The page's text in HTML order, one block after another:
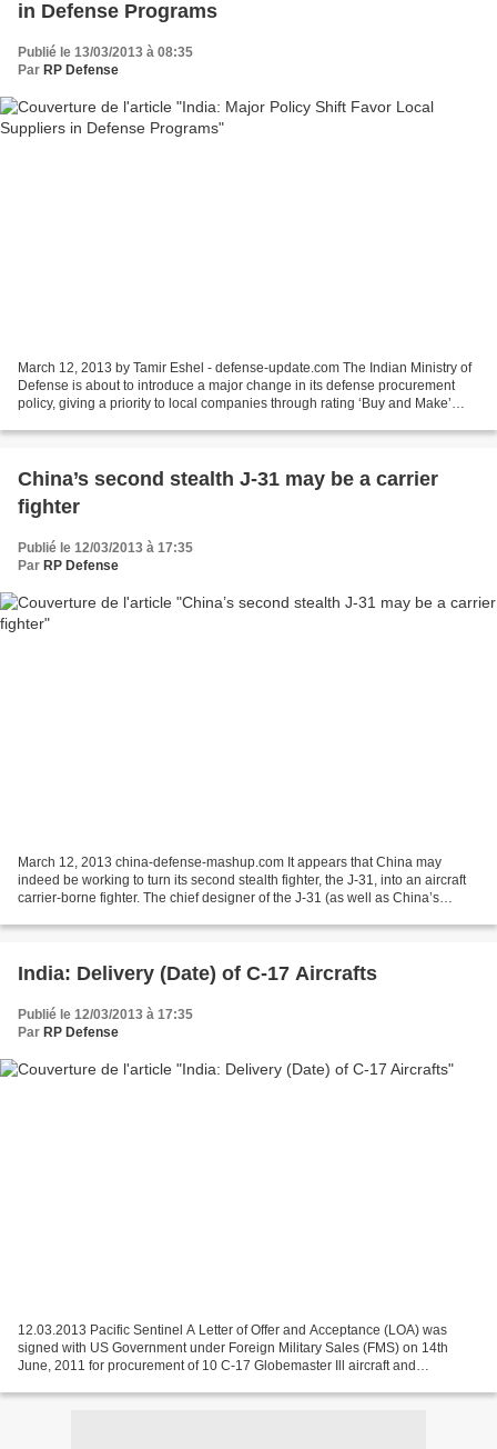
in Defense Programs
Publié le 13/03/2013 à 08:35
Par RP Defense
March 12, 2013 by Tamir Eshel - defense-update.com The Indian Ministry of
Defense is about to introduce a major change in its defense procurement
policy, giving a priority to local companies through rating ‘Buy and Make’
China’s second stealth J-31 may be a carrier
fighter
Publié le 12/03/2013 à 17:35
Par RP Defense
March 12, 2013 china-defense-mashup.com It appears that China may
indeed be working to turn its second stealth fighter, the J-31, into an aircraft
carrier-borne fighter. The chief designer of the J-31 (as well as China’s
India: Delivery (Date) of C-17 Aircrafts
Publié le 12/03/2013 à 17:35
Par RP Defense
12.03.2013 Pacific Sentinel A Letter of Offer and Acceptance (LOA) was
signed with US Government under Foreign Military Sales (FMS) on 14th
June, 2011 for procurement of 10 C-17 Globemaster Ill aircraft and